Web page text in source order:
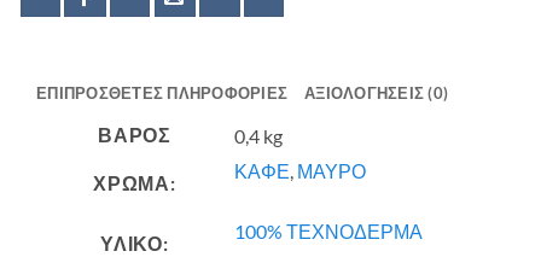
ΕΠΙΠΡΌΣΘΕΤΕΣ ΠΛΗΡΟΦΟΡΊΕΣ ΑΞΙΟΛΟΓΉΣΕΙΣ (0)
ΒΆΡΟΣ 0,4 kg
ΧΡΩΜΑ:
ΚΑΦΕ, ΜΑΥΡΟ
ΥΛΙΚΟ:
100% ΤΕΧΝΟΔΕΡΜΑ